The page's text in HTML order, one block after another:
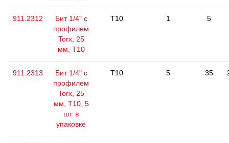
911.2312
Бит 1/4" с
профилем
Torx, 25
мм, Т10
T10 1 5
911.2313
Бит 1/4" с
профилем
Torx, 25
мм, Т10, 5
шт. в
упаковке
T10 5 35